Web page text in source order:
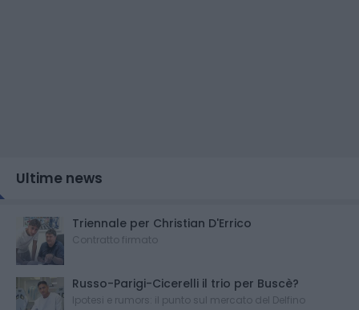
Ultime news
Triennale per Christian D'Errico
Contratto firmato
Russo-Parigi-Cicerelli il trio per Buscè?
Ipotesi e rumors: il punto sul mercato del Delfino